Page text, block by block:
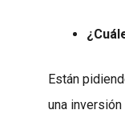
Están
una